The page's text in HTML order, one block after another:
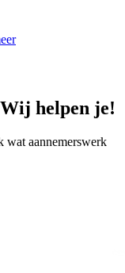
helpen je!
wat aannemerswerk